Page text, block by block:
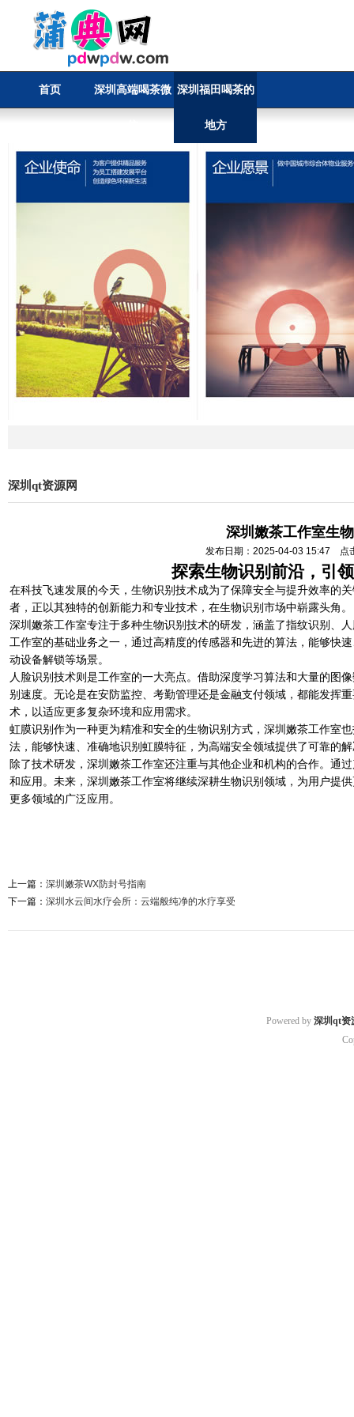
首页 深圳高端喝茶微 深圳福田喝茶的
地方
深圳qt资源网
深圳嫩茶工作室生
发布日期：2025-04-03 15:47 点
探索生物识别前沿，引
在科技飞速发展的今天，生物识别技术成为了保障安全与提升效率的
者，正以其独特的创新能力和专业技术，在生物识别市场中崭露头角。
深圳嫩茶工作室专注于多种生物识别技术的研发，涵盖了指纹识别、
工作室的基础业务之一，通过高精度的传感器和先进的算法，能够快
动设备解锁等场景。
人脸识别技术则是工作室的一大亮点。借助深度学习算法和大量的图
别速度。无论是在安防监控、考勤管理还是金融支付领域，都能发挥
术，以适应更多复杂环境和应用需求。
虹膜识别作为一种更为精准和安全的生物识别方式，深圳嫩茶工作室
法，能够快速、准确地识别虹膜特征，为高端安全领域提供了可靠的
除了技术研发，深圳嫩茶工作室还注重与其他企业和机构的合作。通
和应用。未来，深圳嫩茶工作室将继续深耕生物识别领域，为用户提
更多领域的广泛应用。
上一篇： 深圳嫩茶WX防封号指南
下一篇： 深圳水云间水疗会所：云端般纯净的水疗享受
Powered by 深圳qt资